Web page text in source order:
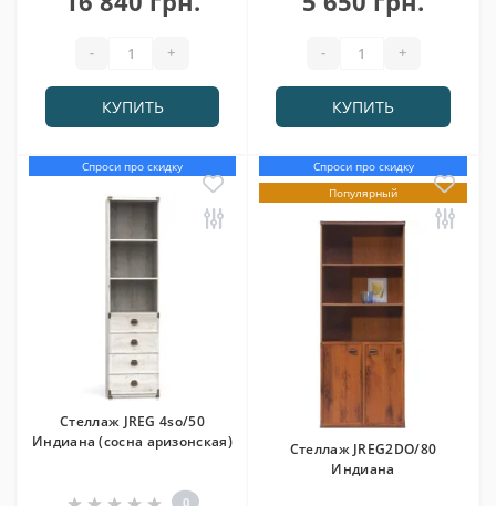
- +
КУПИТЬ
- +
КУПИТЬ
Спроси про скидку
Стеллаж JREG 4so/50
Индиана (сосна аризонская)
0
Спроси про скидку
Популярный
Стеллаж JREG2DO/80
Индиана